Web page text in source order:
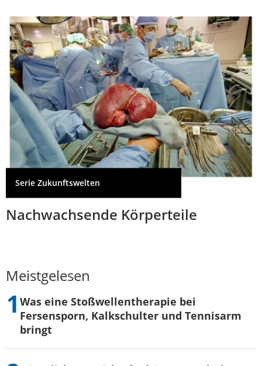
Serie Zukunftswelten
Nachwachsende Körperteile
Meistgelesen
Was eine Stoßwellentherapie bei
Fersensporn, Kalkschulter und Tennisarm
bringt